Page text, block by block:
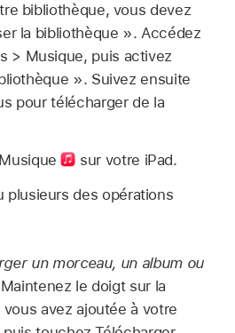
bibliothèque, vous devez
la bibliothèque ». Accédez
> Musique, puis activez
». Suivez ensuite
pour télécharger de la
sur votre iPad.
plusieurs des opérations
un morceau, un album ou
Maintenez le doigt sur la
avez ajoutée à votre